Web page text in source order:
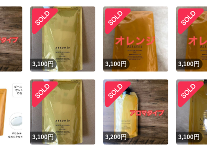
3,100円 3,100円 3,100円
3,100円 3,200円 3,100円